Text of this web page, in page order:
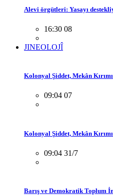
Alevi örgütleri: Yasayı
16:30 08
JINEOLOJÎ
Kolonyal Şiddet, Mekân Kırımı
09:04 07
Kolonyal Şiddet, Mekân Kırımı
09:04 31/7
Barış ve Demokratik Toplum